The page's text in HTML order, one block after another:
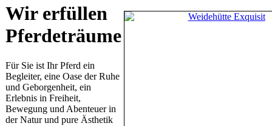
Wir erfüllen
Pferdeträume
Für Sie ist Ihr Pferd ein
Begleiter, eine Oase der Ruhe
und Geborgenheit, ein
Erlebnis in Freiheit,
Bewegung und Abenteuer in
der Natur und pure Ästhetik